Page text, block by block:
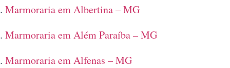
Marmoraria em Albertina – MG
Marmoraria em Além Paraíba – MG
Marmoraria em Alfenas – MG